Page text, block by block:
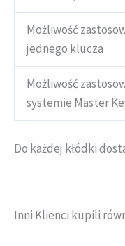
Możliwość
jednego klucza
Możliwość
systemie Master
Do każdej kłódki
Inni Klienci kupili